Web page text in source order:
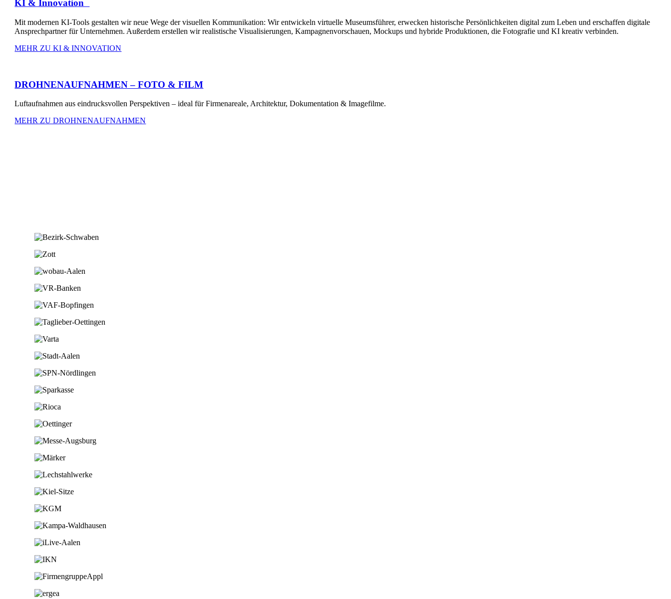
KI & Innovation
Mit modernen KI-Tools gestalten wir neue Wege der visuellen Kommunikation: Wir entwickeln virtuelle Museumsführer, erwecken historische Persönlichkeiten digital zum Leben und erschaffen digitale
Ansprechpartner für Unternehmen. Außerdem erstellen wir realistische Visualisierungen, Kampagnenvorschauen, Mockups und hybride Produktionen, die Fotografie und KI kreativ verbinden.
MEHR ZU KI & INNOVATION
DROHNENAUFNAHMEN – FOTO & FILM
Luftaufnahmen aus eindrucksvollen Perspektiven – ideal für Firmenareale, Architektur, Dokumentation & Imagefilme.
MEHR ZU DROHNENAUFNAHMEN